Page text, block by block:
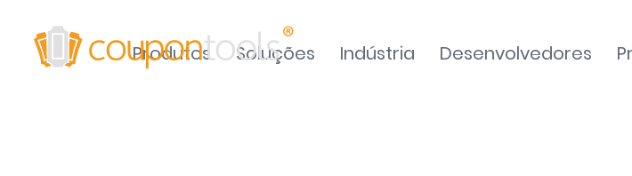
Produtos Soluções Indústria Desenvolvedores